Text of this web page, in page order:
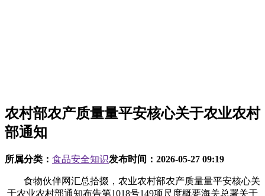
农村部农产质量量平安核心关于农业农村
部通知
所属分类： 食品安全知识发布时间： 2026-05-27 09:19
食物伙伴网汇总拾掇，农业农村部农产质量量平安核心关
于农业农村部通知布告第1018号149项尺度概要海关总署关于